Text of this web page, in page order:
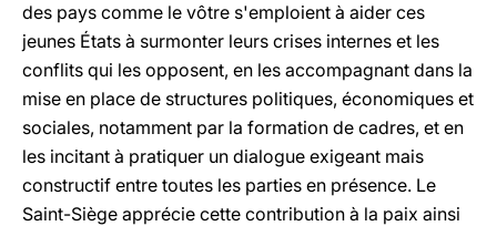
des pays comme le vôtre s'emploient à aider ces
jeunes États à surmonter leurs crises internes et les
conflits qui les opposent, en les accompagnant dans la
mise en place de structures politiques, économiques et
sociales, notamment par la formation de cadres, et en
les incitant à pratiquer un dialogue exigeant mais
constructif entre toutes les parties en présence. Le
Saint-Siège apprécie cette contribution à la paix ainsi